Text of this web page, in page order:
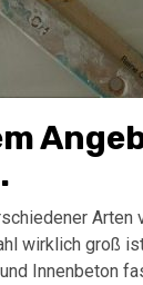
Arten
wirklich groß
Innenbeton